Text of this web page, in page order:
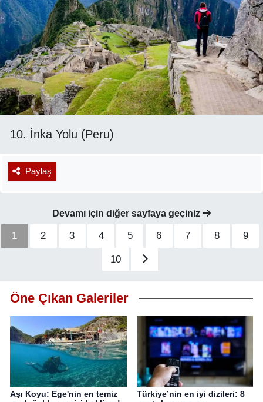
10. İnka Yolu (Peru)
Paylaş
Devamı için diğer sayfaya geçiniz
1 2 3 4 5 6 7 8 9
10
Öne Çıkan Galeriler
Aşı Koyu: Ege'nin en temiz
Türkiye’nin en iyi dizileri: 8